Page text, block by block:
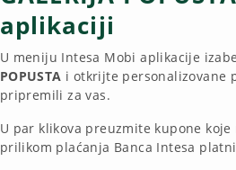
aplikaciji
U meniju Intesa Mobi aplikacije
POPUSTA i otkrijte personalizovane
pripremili za vas.
U par klikova preuzmite kupone
prilikom plaćanja Banca Intesa